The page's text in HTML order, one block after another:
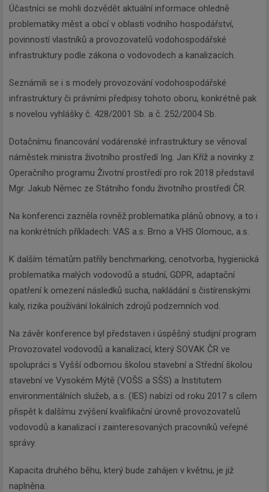
Účastníci se mohli dozvědět aktuální informace ohledně
problematiky měst a obcí v oblasti vodního hospodářství,
povinností vlastníků a provozovatelů vodohospodářské
infrastruktury podle zákona o vodovodech a kanalizacích.
Seznámili se i s modely provozování vodohospodářské
infrastruktury či právními předpisy tohoto oboru, konkrétně pak
s novelou vyhlášky č. 428/2001 Sb. a č. 252/2004 Sb.
Dotačnímu financování vodárenské infrastruktury se věnoval
náměstek ministra životního prostředí Ing. Jan Kříž a novinky z
Operačního programu Životní prostředí pro rok 2018 představil
Mgr. Jakub Němec ze Státního fondu životního prostředí ČR.
Na konferenci zazněla rovněž problematika plánů obnovy, a to i
na konkrétních příkladech: VAS a.s. Brno a VHS Olomouc, a.s.
K dalším tématům patřily benchmarking, cenotvorba, hygienická
problematika malých vodovodů a studní, GDPR, adaptační
opatření k omezení následků sucha, nakládání s čistírenskými
kaly, rizika používání lokálních zdrojů podzemních vod.
Na závěr konference byl představen i úspěšný studijní program
Provozovatel vodovodů a kanalizací, který SOVAK ČR ve
spolupráci s Vyšší odbornou školou stavební a Střední školou
stavební ve Vysokém Mýtě (VOŠS a SŠS) a Institutem
environmentálních služeb, a.s. (IES) nabízí od roku 2017 s cílem
přispět k dalšímu zvýšení kvalifikační úrovně provozovatelů
vodovodů a kanalizací i zainteresovaných pracovníků veřejné
správy.
Kapacita druhého běhu, který bude zahájen v květnu, je již
naplněna.